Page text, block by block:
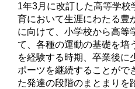
1年3月に改訂した高等学
育において生涯にわたる豊
に向けて、小学校から高等
て、各種の運動の基礎を培
を経験する時期、卒業後に
ポーツを継続することがで
た発達の段階のまとまりを